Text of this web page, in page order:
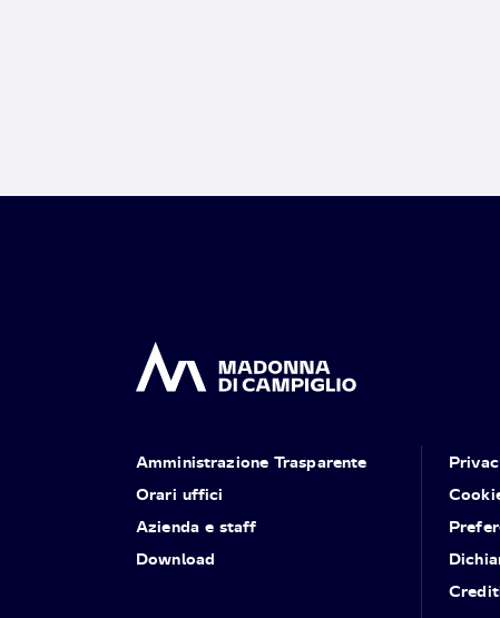
Amministrazione Trasparente
Orari uffici
Azienda e staff
Download